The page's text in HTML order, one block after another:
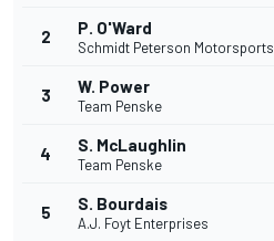
2 P. O'Ward
Schmidt Peterson Motorsports
3 W. Power
Team Penske
4 S. McLaughlin
Team Penske
5 S. Bourdais
A.J. Foyt Enterprises